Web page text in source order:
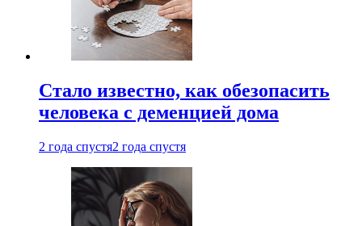
Стало известно, как обезопасить
человека с деменцией дома
2 года спустя2 года спустя